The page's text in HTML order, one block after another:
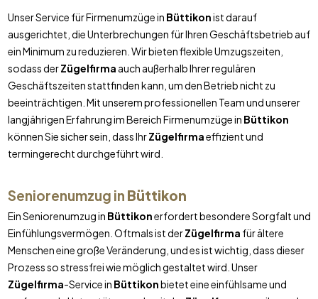
Unser Service für Firmenumzüge in Büttikonist darauf
ausgerichtet, die Unterbrechungen für Ihren Geschäftsbetrieb auf
ein Minimum zu reduzieren. Wir bieten flexible Umzugszeiten,
sodass derZügelfirma auch außerhalb Ihrer regulären
Geschäftszeiten stattfinden kann, um den Betrieb nicht zu
beeinträchtigen. Mit unserem professionellen Team und unserer
langjährigen Erfahrung im Bereich Firmenumzüge in Büttikon
können Sie sicher sein, dass IhrZügelfirmaeffizient und
termingerecht durchgeführt wird.
Seniorenumzug in Büttikon
Ein Seniorenumzug in Büttikonerfordert besondere Sorgfalt und
Einfühlungsvermögen. Oftmals ist derZügelfirma für ältere
Menschen eine große Veränderung, und es ist wichtig, dass dieser
Prozess so stressfrei wie möglich gestaltet wird. Unser
Zügelfirma-Service in Büttikonbietet eine einfühlsame und